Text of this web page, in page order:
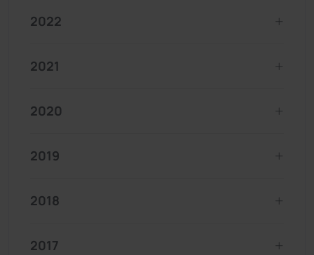
2022
2021
2020
2019
2018
2017